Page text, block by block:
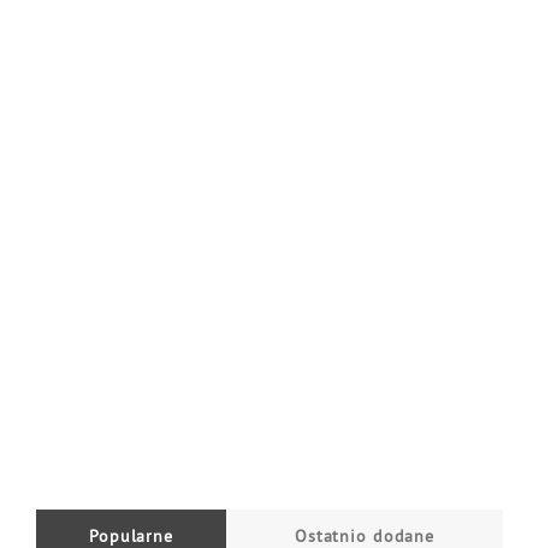
Popularne Ostatnio dodane